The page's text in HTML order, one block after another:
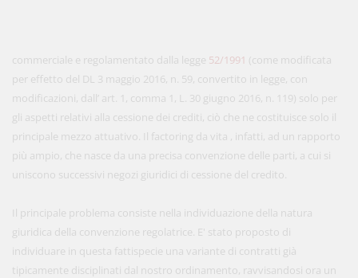
commerciale e regolamentato dalla legge 52/1991 (come modificata
per effetto del DL 3 maggio 2016, n. 59, convertito in legge, con
modificazioni, dall’ art. 1, comma 1, L. 30 giugno 2016, n. 119) solo per
gli aspetti relativi alla cessione dei crediti, ciò che ne costituisce solo il
principale mezzo attuativo. Il factoring da vita , infatti, ad un rapporto
più ampio, che nasce da una precisa convenzione delle parti, a cui si
uniscono successivi negozi giuridici di cessione del credito.
Il principale problema consiste nella individuazione della natura
giuridica della convenzione regolatrice. E' stato proposto di
individuare in questa fattispecie una variante di contratti già
tipicamente disciplinati dal nostro ordinamento, ravvisandosi ora un